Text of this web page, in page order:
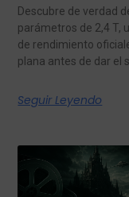
Descubre de verdad
parámetros de 2,4 T,
de rendimiento
plana antes de dar el
Seguir Leyendo